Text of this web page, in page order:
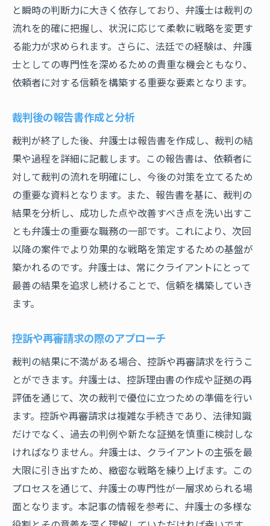
と瞬時の判断力に大きく依存しており、弁護士は裁判の
流れを的確に把握し、状況に応じて柔軟に戦略を変更す
る能力が求められます。さらに、法廷での経験は、弁護
士としての専門性を深めるための貴重な機会ともなり、
依頼者に対する信頼を構築する重要な要素となります。
裁判後の報告書作成と分析
裁判が終了した後、弁護士は報告書を作成し、裁判の結
果や過程を詳細に記載します。この報告書は、依頼者に
対して裁判の流れを明確にし、今後の対策を立てるため
の重要な資料となります。また、報告書を基に、裁判の
結果を分析し、成功した点や改善すべき点を洗い出すこ
とも弁護士の重要な職務の一部です。これにより、次回
以降の案件でより効果的な戦略を策定するための基盤が
築かれるのです。弁護士は、常にクライアントにとって
最善の結果を追求し続けることで、信頼を構築していき
ます。
控訴や再審請求の際のアプローチ
裁判の結果に不満がある場合、控訴や再審請求を行うこ
とができます。弁護士は、控訴理由書の作成や証拠の再
評価を通じて、次の裁判で優位に立つための準備を行い
ます。控訴や再審請求は複雑な手続きであり、法律知識
だけでなく、過去の判例や新たな証拠を慎重に検討しな
ければなりません。弁護士は、クライアントの主張を最
大限に引き出すため、緻密な戦略を練り上げます。この
プロセスを通じて、弁護士の専門性が一層求められる場
面となります。本記事の情報を参考に、弁護士の多様な